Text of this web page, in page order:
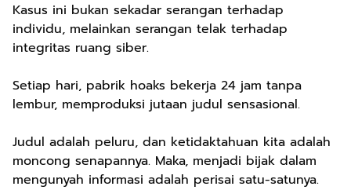
Kasus ini bukan sekadar serangan terhadap
individu, melainkan serangan telak terhadap
integritas ruang siber.
Setiap hari, pabrik hoaks bekerja 24 jam tanpa
lembur, memproduksi jutaan judul sensasional.
Judul adalah peluru, dan ketidaktahuan kita adalah
moncong senapannya. Maka, menjadi bijak dalam
mengunyah informasi adalah perisai satu-satunya.